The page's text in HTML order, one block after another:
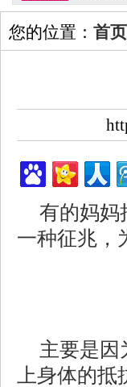
您的位置： 首页
有的妈妈
一种征兆，
主要是因
上身体的